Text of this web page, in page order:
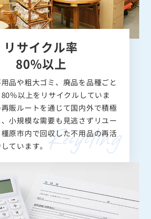
リサイクル率
80%以上
品や粗大ゴミ、廃品を品種ごと
％以上をリサイクルしていま
販ルートを通じて国内外で積極
小規模な需要も見逃さずリユー
原市内で回収した不用品の再活
ています。